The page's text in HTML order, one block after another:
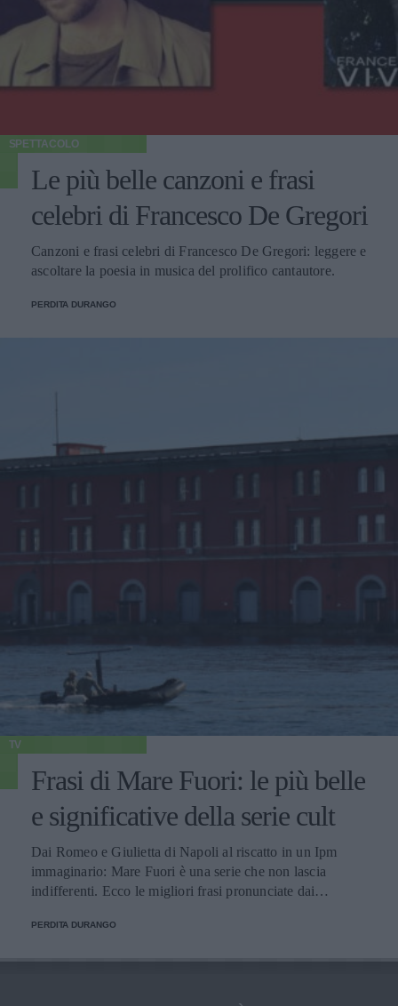
SPETTACOLO
Le più belle canzoni e frasi
celebri di Francesco De Gregori
Canzoni e frasi celebri di Francesco De Gregori: leggere e
ascoltare la poesia in musica del prolifico cantautore.
PERDITA DURANGO
TV
Frasi di Mare Fuori: le più belle
e significative della serie cult
Dai Romeo e Giulietta di Napoli al riscatto in un Ipm
immaginario: Mare Fuori è una serie che non lascia
indifferenti. Ecco le migliori frasi pronunciate dai
PERDITA DURANGO